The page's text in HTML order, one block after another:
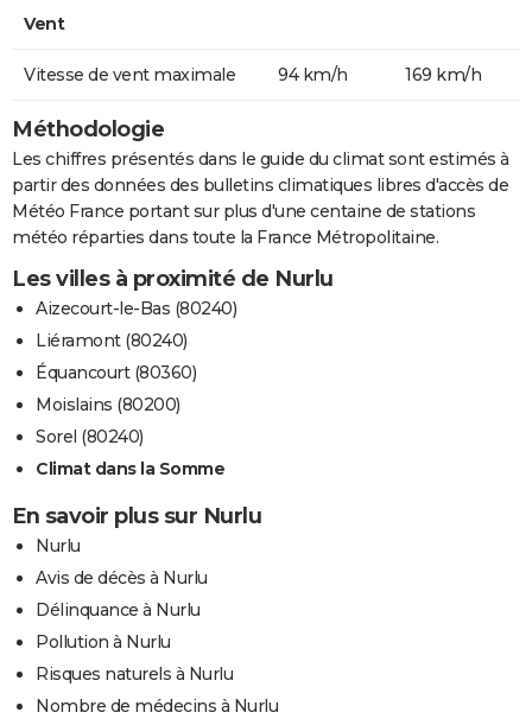
Vent
Vitesse de vent maximale 94 km/h 169 km/h
Méthodologie
Les chiffres présentés dans le guide du climat sont estimés à
partir des données des bulletins climatiques libres d'accès de
Météo France portant sur plus d'une centaine de stations
météo réparties dans toute la France Métropolitaine.
Les villes à proximité de Nurlu
Aizecourt-le-Bas (80240)
Liéramont (80240)
Équancourt (80360)
Moislains (80200)
Sorel (80240)
Climat dans la Somme
En savoir plus sur Nurlu
Nurlu
Avis de décès à Nurlu
Délinquance à Nurlu
Pollution à Nurlu
Risques naturels à Nurlu
Nombre de médecins à Nurlu